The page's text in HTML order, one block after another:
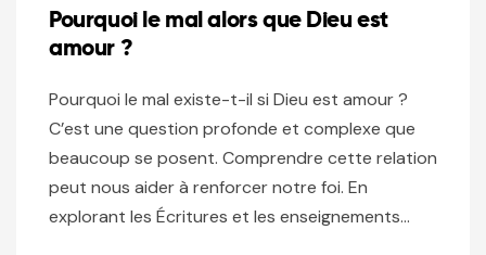
Pourquoi le mal alors que Dieu est
amour ?
Pourquoi le mal existe-t-il si Dieu est amour ?
C’est une question profonde et complexe que
beaucoup se posent. Comprendre cette relation
peut nous aider à renforcer notre foi. En
explorant les Écritures et les enseignements…